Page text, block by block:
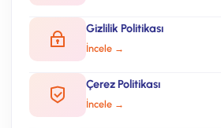
Gizlilik Politikası
İncele →
Çerez Politikası
İncele →